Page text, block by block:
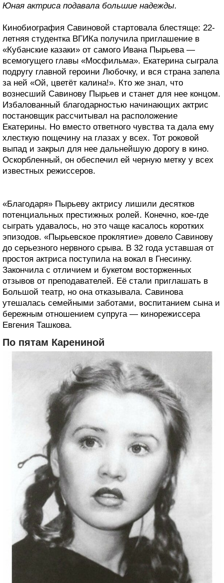
Юная актриса подавала большие надежды.
Кинобиография Савиновой стартовала блестяще: 22-
летняя студентка ВГИКа получила приглашение в
«Кубанские казаки» от самого Ивана Пырьева —
всемогущего главы «Мосфильма». Екатерина сыграла
подругу главной героини Любочку, и вся страна запела
за ней «Ой, цветёт калина!». Кто же знал, что
вознесший Савинову Пырьев и станет для нее концом.
Избалованный благодарностью начинающих актрис
постановщик рассчитывал на расположение
Екатерины. Но вместо ответного чувства та дала ему
хлесткую пощечину на глазах у всех. Тот роковой
выпад и закрыл для нее дальнейшую дорогу в кино.
Оскорбленный, он обеспечил ей черную метку у всех
известных режиссеров.
«Благодаря» Пырьеву актрису лишили десятков
потенциальных престижных ролей. Конечно, кое-где
сыграть удавалось, но это чаще касалось коротких
эпизодов. «Пырьевское проклятие» довело Савинову
до серьезного нервного срыва. В 32 года уставшая от
простоя актриса поступила на вокал в Гнесинку.
Закончила с отличием и букетом восторженных
отзывов от преподавателей. Её стали приглашать в
Большой театр, но она отказывала. Савинова
утешалась семейными заботами, воспитанием сына и
бережным отношением супруга — кинорежиссера
Евгения Ташкова.
По пятам Карениной